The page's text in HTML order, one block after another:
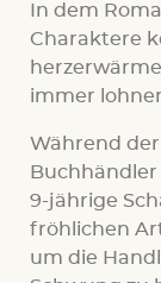
In dem
Charaktere
immer
Während
9-jährige
fröhlichen
um die